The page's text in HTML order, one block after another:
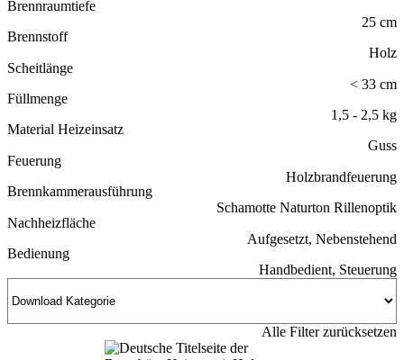
Brennraumtiefe
25 cm
Brennstoff
Holz
Scheitlänge
< 33 cm
Füllmenge
1,5 - 2,5 kg
Material Heizeinsatz
Guss
Feuerung
Holzbrandfeuerung
Brennkammerausführung
Schamotte Naturton Rillenoptik
Nachheizfläche
Aufgesetzt, Nebenstehend
Bedienung
Handbedient, Steuerung
Alle Filter zurücksetzen